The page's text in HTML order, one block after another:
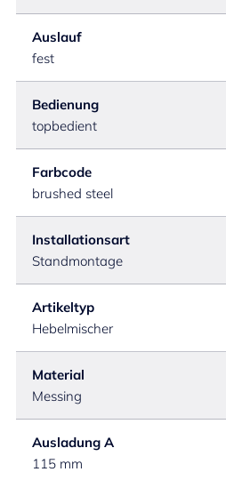
Auslauf
fest
Bedienung
topbedient
Farbcode
brushed steel
Installationsart
Standmontage
Artikeltyp
Hebelmischer
Material
Messing
Ausladung A
115 mm